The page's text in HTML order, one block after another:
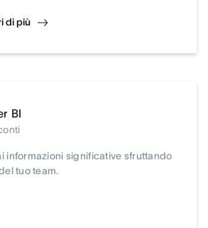
di più
BI
informazioni significative sfruttando
tuo team.